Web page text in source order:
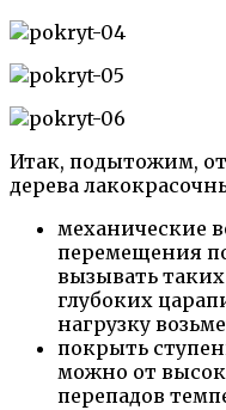
Итак, подытожим,
дерева
механические
перемещения
вызывать
глубоких
нагрузку
покрыть
можно от
перепадов